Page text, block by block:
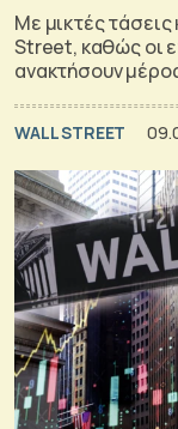
Με μικτές τάσεις
Street, καθώς οι
ανακτήσουν
WALL STREET